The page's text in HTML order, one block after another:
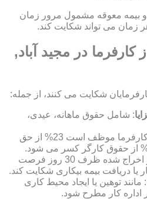
بیمه معوقه مشمول مرور زمان
زمان می تواند شکایت کند.
کارفرما در مجید آباد,
شکایت می کنند، از جمله:
: شامل حقوق ماهانه، عیدی،
: کارفرما موظف است 23% از حق
: کارگر اخراج شده ظرف 30 روز فرصت
یا دریافت بیمه بیکاری شکایت کند.
: مانند توهین یا ایجاد محیط کاری
اداره کار مطرح شود.